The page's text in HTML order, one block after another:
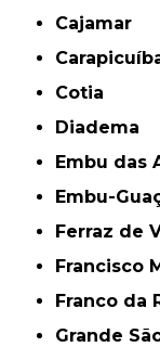
Cajamar
Cotia
Diadema
Embu das
Embu-
Ferraz de
Francisco
Franco da
Grande